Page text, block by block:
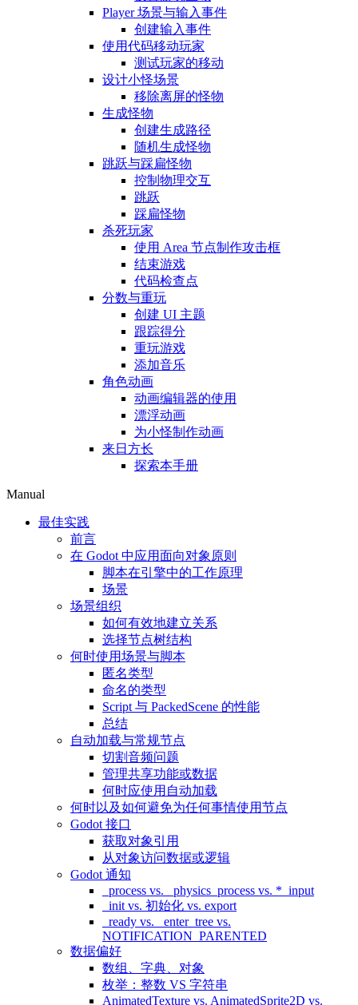
Player 场景与输入事件
创建输入事件
使用代码移动玩家
测试玩家的移动
设计小怪场景
移除离屏的怪物
生成怪物
创建生成路径
随机生成怪物
跳跃与踩扁怪物
控制物理交互
跳跃
踩扁怪物
杀死玩家
使用 Area 节点制作攻击框
结束游戏
代码检查点
分数与重玩
创建 UI 主题
跟踪得分
重玩游戏
添加音乐
角色动画
动画编辑器的使用
漂浮动画
为小怪制作动画
来日方长
探索本手册
Manual
最佳实践
前言
在 Godot 中应用面向对象原则
脚本在引擎中的工作原理
场景
场景组织
如何有效地建立关系
选择节点树结构
何时使用场景与脚本
匿名类型
命名的类型
Script 与 PackedScene 的性能
总结
自动加载与常规节点
切割音频问题
管理共享功能或数据
何时应使用自动加载
何时以及如何避免为任何事情使用节点
Godot 接口
获取对象引用
从对象访问数据或逻辑
Godot 通知
_process vs. _physics_process vs. *_input
_init vs. 初始化 vs. export
_ready vs. _enter_tree vs.
NOTIFICATION_PARENTED
数据偏好
数组、字典、对象
枚举：整数 VS 字符串
AnimatedTexture vs. AnimatedSprite2D vs.